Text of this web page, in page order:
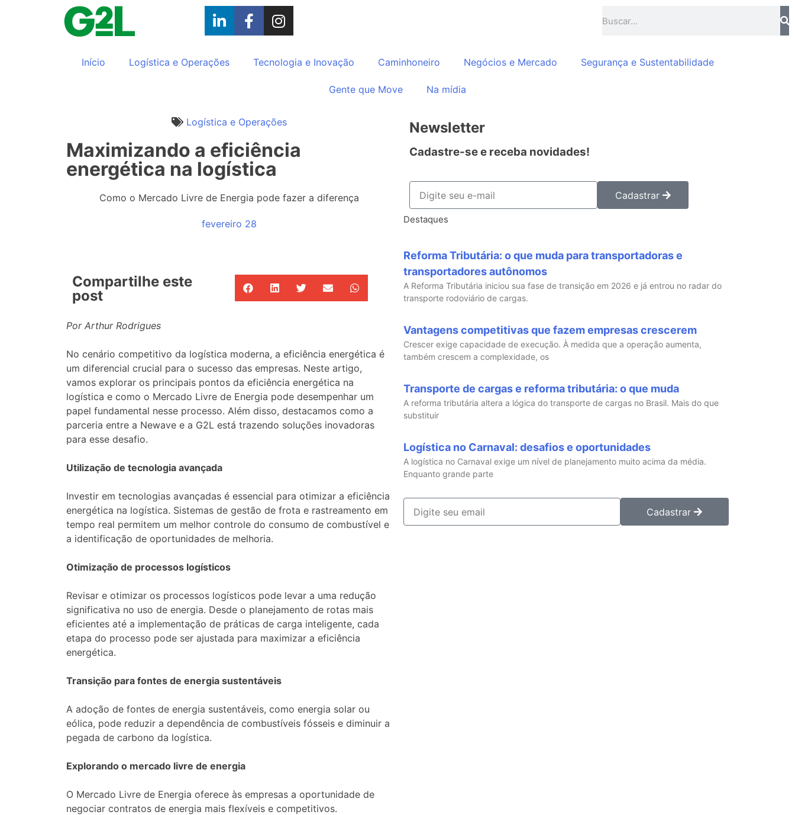
Início Logística e Operações Tecnologia e Inovação Caminhoneiro Negócios e Mercado Segurança e Sustentabilidade
Gente que Move Na mídia
Logística e Operações
Maximizando a eficiência
energética na logística
Como o Mercado Livre de Energia pode fazer a diferença
fevereiro 28
Compartilhe este
post
Por Arthur Rodrigues
No cenário competitivo da logística moderna, a eficiência energética é
um diferencial crucial para o sucesso das empresas. Neste artigo,
vamos explorar os principais pontos da eficiência energética na
logística e como o Mercado Livre de Energia pode desempenhar um
papel fundamental nesse processo. Além disso, destacamos como a
parceria entre a Newave e a G2L está trazendo soluções inovadoras
para esse desafio.
Utilização de tecnologia avançada
Investir em tecnologias avançadas é essencial para otimizar a eficiência
energética na logística. Sistemas de gestão de frota e rastreamento em
tempo real permitem um melhor controle do consumo de combustível e
a identificação de oportunidades de melhoria.
Otimização de processos logísticos
Revisar e otimizar os processos logísticos pode levar a uma redução
significativa no uso de energia. Desde o planejamento de rotas mais
eficientes até a implementação de práticas de carga inteligente, cada
etapa do processo pode ser ajustada para maximizar a eficiência
energética.
Transição para fontes de energia sustentáveis
A adoção de fontes de energia sustentáveis, como energia solar ou
eólica, pode reduzir a dependência de combustíveis fósseis e diminuir a
pegada de carbono da logística.
Explorando o mercado livre de energia
O Mercado Livre de Energia oferece às empresas a oportunidade de
negociar contratos de energia mais flexíveis e competitivos.
Newsletter
Cadastre-se e receba novidades!
Cadastrar
Destaques
Reforma Tributária: o que muda para transportadoras e
transportadores autônomos
A Reforma Tributária iniciou sua fase de transição em 2026 e já entrou no radar do
transporte rodoviário de cargas.
Vantagens competitivas que fazem empresas crescerem
Crescer exige capacidade de execução. À medida que a operação aumenta,
também crescem a complexidade, os
Transporte de cargas e reforma tributária: o que muda
A reforma tributária altera a lógica do transporte de cargas no Brasil. Mais do que
substituir
Logística no Carnaval: desafios e oportunidades
A logística no Carnaval exige um nível de planejamento muito acima da média.
Enquanto grande parte
Cadastrar